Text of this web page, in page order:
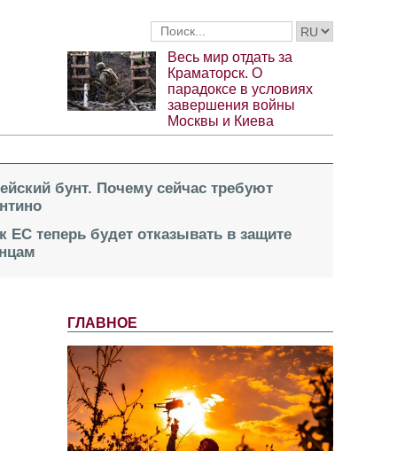
Весь мир отдать за
Краматорск. О
парадоксе в условиях
завершения войны
Москвы и Киева
бунт. Почему сейчас требуют
ЕС теперь будет отказывать в защите
ГЛАВНОЕ